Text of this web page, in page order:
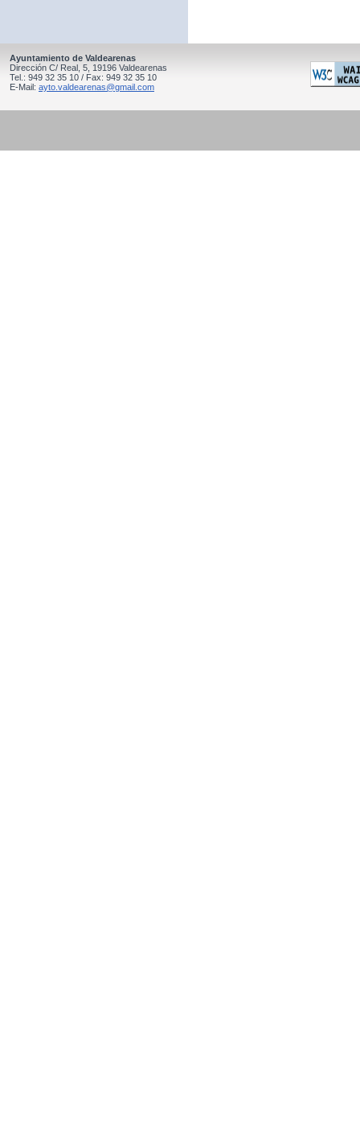
Ayuntamiento de Valdearenas
Dirección C/ Real, 5, 19196 Valdearenas
Tel.: 949 32 35 10 / Fax: 949 32 35 10
E-Mail: ayto.valdearenas@gmail.com